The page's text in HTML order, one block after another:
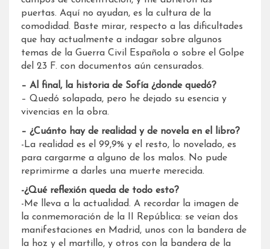
puertas. Aquí no ayudan, es la cultura de la
comodidad. Baste mirar, respecto a las dificultades
que hay actualmente a indagar sobre algunos
temas de la Guerra Civil Española o sobre el Golpe
del 23 F. con documentos aún censurados.
– Al final, la historia de Sofía ¿donde quedó?
– Quedó solapada, pero he dejado su esencia y
vivencias en la obra.
– ¿Cuánto hay de realidad y de novela en el libro?
-La realidad es el 99,9% y el resto, lo novelado, es
para cargarme a alguno de los malos. No pude
reprimirme a darles una muerte merecida.
-¿Qué reflexión queda de todo esto?
-Me lleva a la actualidad. A recordar la imagen de
la conmemoración de la II República: se veían dos
manifestaciones en Madrid, unos con la bandera de
la hoz y el martillo, y otros con la bandera de la